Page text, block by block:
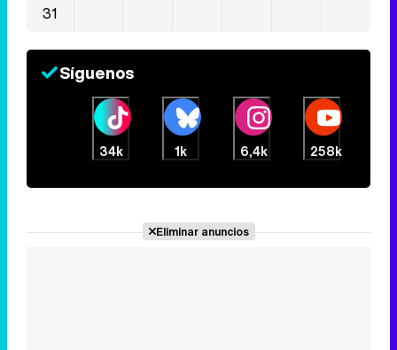
31
Síguenos
34k 1k 6,4k 258k
Eliminar anuncios